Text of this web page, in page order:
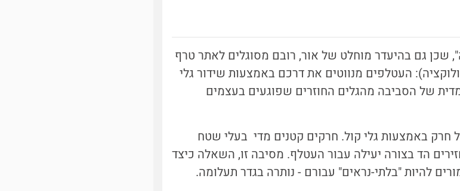
שכן גם בהיעדר מוחלט של אור, רובם מסוגלים לאתר טרף
העטלפים מנווטים את דרכם באמצעות שידור גלי
של הסביבה מהגלים החוזרים שפוגעים בעצמים
באמצעות גלי קול. חרקים קטנים מדי בעלי שטח
הד בצורה יעילה עבור העטלף. מסיבה זו, השאלה כיצד
להיות "בלתי-נראים" עבורם - נותרה בגדר תעלומה.